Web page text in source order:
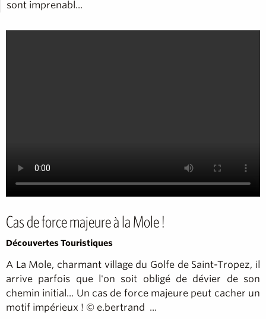
sont imprenabl...
Cas de force majeure à la Mole !
Découvertes Touristiques
A La Mole, charmant village du Golfe de Saint-Tropez, il
arrive parfois que l'on soit obligé de dévier de son
chemin initial... Un cas de force majeure peut cacher un
motif impérieux ! © e.bertrand ...